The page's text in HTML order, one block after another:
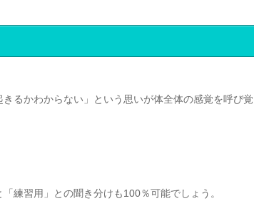
るかわからない」という思いが体全体の感覚を呼び覚
練習用」との聞き分けも100％可能でしょう。